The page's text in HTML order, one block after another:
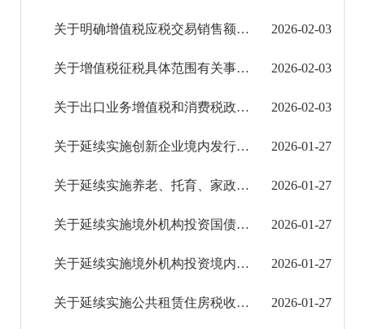
公共资源交易信息公开
应急管理信息公开
环境保护信息公开
减税降费信息公开
重大建设项目信息公开
征地信息公开
国有土地上房屋征收补偿信息公开
关于明确增值税应税交易销售额计算口径的公告 2026-02-03
关于增值税征税具体范围有关事项的公告 2026-02-03
关于出口业务增值税和消费税政策的公告 2026-02-03
关于延续实施创新企业境内发行存托凭证试点阶段有关税收政策的公告 2026-01-27
关于延续实施养老、托育、家政等社区家庭服务业税费优惠政策的公告 2026-01-27
关于延续实施境外机构投资国债和地方政府债券增值税政策的公告 2026-01-27
关于延续实施境外机构投资境内债券市场企业所得税、增值税政策的公告 2026-01-27
关于延续实施公共租赁住房税收优惠政策的公告 2026-01-27